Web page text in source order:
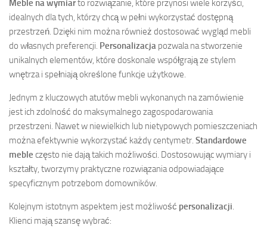
Meble na wymiarto rozwiązanie, które przynosi wiele korzyści,
idealnych dla tych, którzy chcą w pełni wykorzystać dostępną
przestrzeń. Dzięki nim można również dostosować wygląd mebli
do własnych preferencji. Personalizacja pozwala na stworzenie
unikalnych elementów, które doskonale współgrają ze stylem
wnętrza i spełniają określone funkcje użytkowe.
Jednym z kluczowych atutów mebli wykonanych na zamówienie
jest ich zdolność do maksymalnego zagospodarowania
przestrzeni. Nawet w niewielkich lub nietypowych pomieszczeniach
można efektywnie wykorzystać każdy centymetr. Standardowe
meble często nie dają takich możliwości. Dostosowując wymiary i
kształty, tworzymy praktyczne rozwiązania odpowiadające
specyficznym potrzebom domowników.
Kolejnym istotnym aspektem jest możliwość personalizacji.
Klienci mają szansę wybrać: